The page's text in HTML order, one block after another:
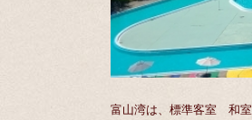
富山湾は、標準客室 和室